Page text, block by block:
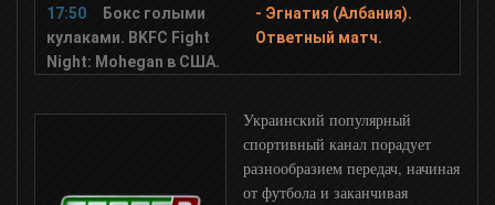
17:50
Бокс голыми
кулаками. BKFC Fight
Night: Mohegan в США.
- Эгнатия (Албания).
Ответный матч.
Украинский популярный
спортивный канал порадует
разнообразием передач, начиная
от футбола и заканчивая